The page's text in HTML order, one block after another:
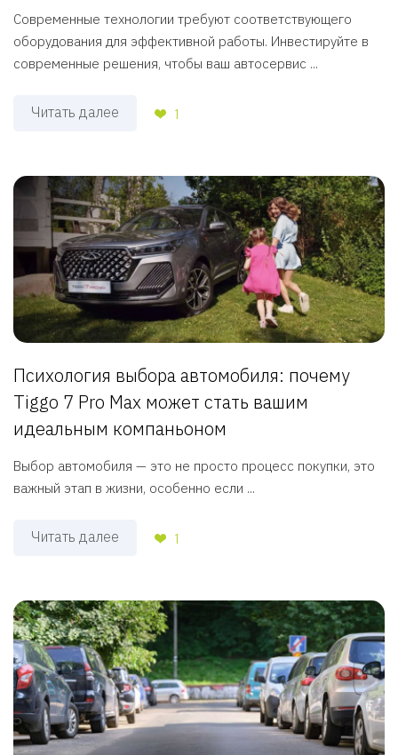
Современные технологии требуют соответствующего
оборудования для эффективной работы. Инвестируйте в
современные решения, чтобы ваш автосервис ...
Читать далее 1
Психология выбора автомобиля: почему
Tiggo 7 Pro Max может стать вашим
идеальным компаньоном
Выбор автомобиля — это не просто процесс покупки, это
важный этап в жизни, особенно если ...
Читать далее 1